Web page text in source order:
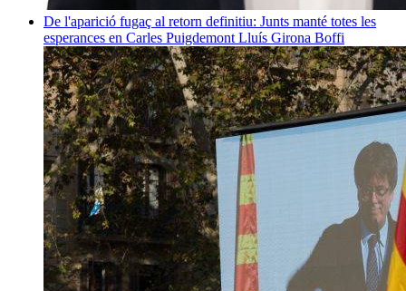
De l'aparició fugaç al retorn definitiu: Junts manté totes les
esperances en Carles Puigdemont Lluís Girona Boffi